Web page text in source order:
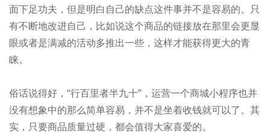
面下足功夫，但是明白自己的缺点这件事并不是容易的。只
有不断地改进自己，比如说这个商品的链接放在那里会更显
眼或者是满减的活动多推出一些，这样才能获得更大的青
睐。
俗话说得好，“行百里者半九十”，运营一个商城小程序也并
没有想象中的那么简单容易，并不是坐着收钱就可以了。其
实，只要商品质量过硬，都会值得大家喜爱的。